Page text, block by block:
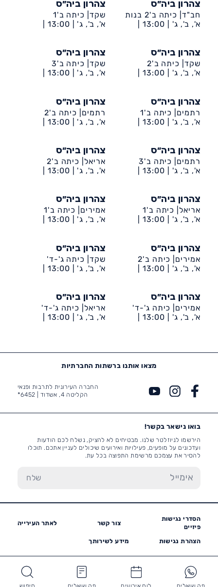
צהרון ביה״ס
חב"ד| כיתה ב'2 בנות
א', ב', ג' | 13:00 |
צהרון ביה״ס
שקד| כיתה ב'1
א', ב', ג' | 13:00 |
צהרון ביה״ס
שקד| כיתה ב'2
א', ב', ג' | 13:00 |
צהרון ביה״ס
שקד| כיתה ב'3
א', ב', ג' | 13:00 |
צהרון ביה״ס
רתמים| כיתה ב'1
א', ב', ג' | 13:00 |
צהרון ביה״ס
רתמים| כיתה ב'2
א', ב', ג' | 13:00 |
צהרון ביה״ס
רתמים| כיתה ב'3
א', ב', ג' | 13:00 |
צהרון ביה״ס
אריאל| כיתה ב'2
א', ב', ג' | 13:00 |
צהרון ביה״ס
אריאל| כיתה ב'1
א', ב', ג' | 13:00 |
צהרון ביה״ס
אמירים| כיתה ב'1
א', ב', ג' | 13:00 |
צהרון ביה״ס
אמירים| כיתה ב'2
א', ב', ג' | 13:00 |
צהרון ביה״ס
שקד| כיתה ג'-ד'
א', ב', ג' | 13:00 |
צהרון ביה״ס
אמירים| כיתה ג'-ד'
א', ב', ג' | 13:00 |
צהרון ביה״ס
אריאל| כיתה ג'-ד'
א', ב', ג' | 13:00 |
מצאו אותנו ברשתות החברתיות
החברה העירונית לתרבות ופנאי
הקליטה 4, אשדוד |
6452*
בואו נישאר בקשר!
הירשמו לניוזלטר שלנו. מבטיחים לא להציק, נשלח לכם הודעות
ועדכונים על מופעים, פעילויות ואירועים שיכולים לעניין אתכם. תוכלו
להסיר את עצמכם מרשימת התפוצה בכל עת.
הסדרי נגישות
פיזיים
צור קשר לאתר העירייה
הצהרת נגישות מידע לשירותך